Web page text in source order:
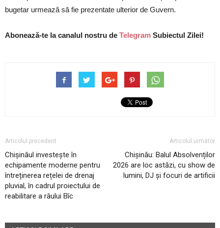
bugetar urmează să fie prezentate ulterior de Guvern.
Abonează-te la canalul nostru de Telegram Subiectul Zilei!
Articolul precedent
Chișinăul investește în
echipamente moderne pentru
întreținerea rețelei de drenaj
pluvial, în cadrul proiectului de
reabilitare a râului Bîc
Articolul următor
Chișinău: Balul Absolvenților
2026 are loc astăzi, cu show de
lumini, DJ și focuri de artificii